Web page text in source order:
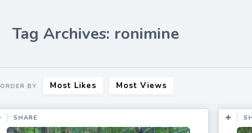
Tag Archives: ronimine
ORDER BY Most Likes Most Views
SHARE